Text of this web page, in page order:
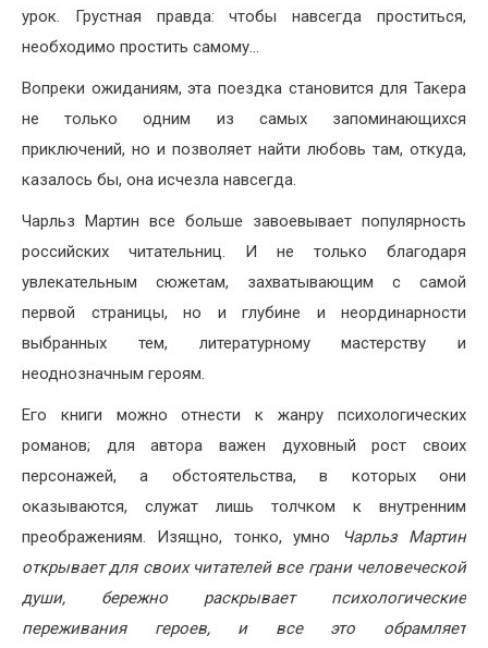
урок. Грустная правда: чтобы навсегда проститься,
необходимо простить самому…
Вопреки ожиданиям, эта поездка становится для Такера
не только одним из самых запоминающихся
приключений, но и позволяет найти любовь там, откуда,
казалось бы, она исчезла навсегда.
Чарльз Мартин все больше завоевывает популярность
российских читательниц. И не только благодаря
увлекательным сюжетам, захватывающим с самой
первой страницы, но и глубине и неординарности
выбранных тем, литературному мастерству и
неоднозначным героям.
Его книги можно отнести к жанру психологических
романов; для автора важен духовный рост своих
персонажей, а обстоятельства, в которых они
оказываются, служат лишь толчком к внутренним
преображениям. Изящно, тонко, умно
Чарльз Мартин
открывает для своих читателей все грани человеческой
души, бережно раскрывает психологические
переживания героев, и все это обрамляет